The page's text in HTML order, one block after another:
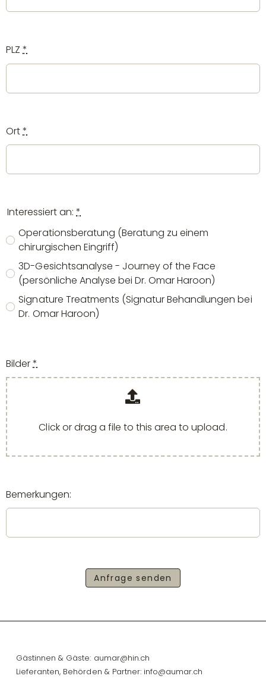
PLZ*
Ort*
Interessiert an:*
Operationsberatung (Beratung zu einem
chirurgischen Eingriff)
3D-Gesichtsanalyse - Journey of the Face
(persönliche Analyse bei Dr. Omar Haroon)
Signature Treatments (Signatur Behandlungen bei
Dr. Omar Haroon)
Bilder*
Click or drag a file to this area to upload.
Bemerkungen:
Anfrage senden
Gästinnen & Gäste: aumar@hin.ch
Lieferanten, Behörden & Partner: info@aumar.ch